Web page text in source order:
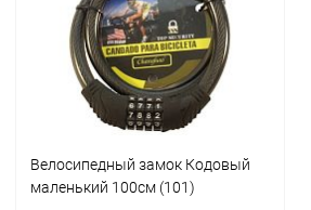
В избранное В наличии
Велосипедный замок Кодовый
маленький 100см (101)